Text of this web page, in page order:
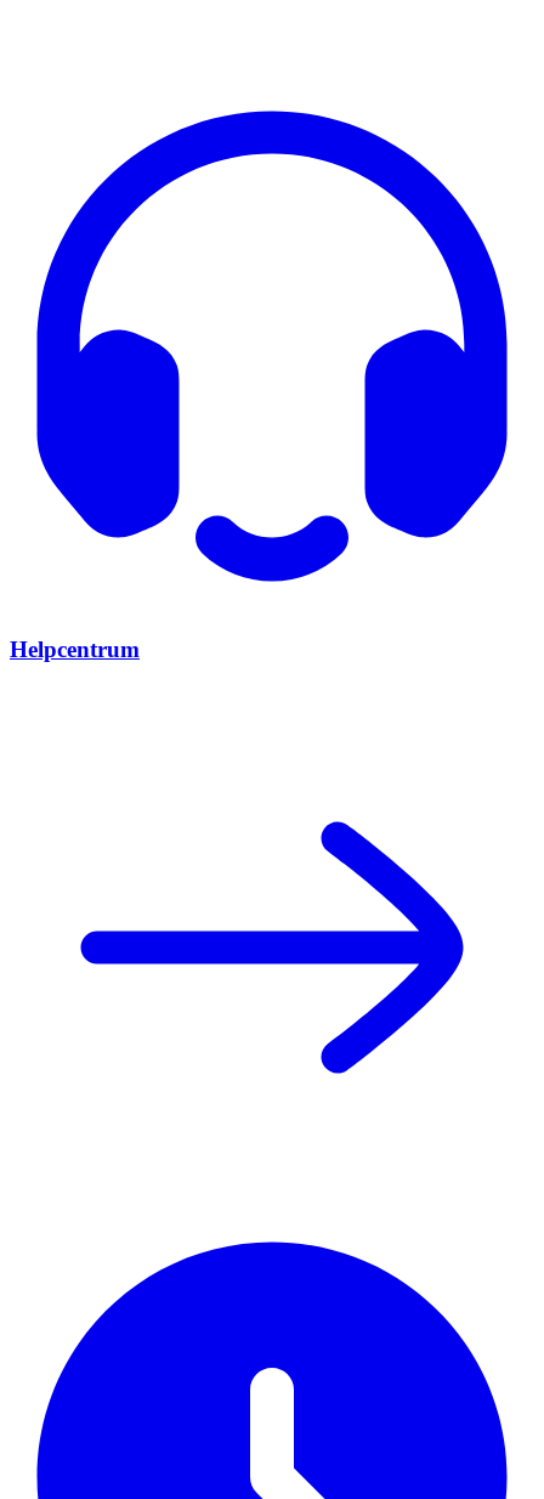
Helpcentrum